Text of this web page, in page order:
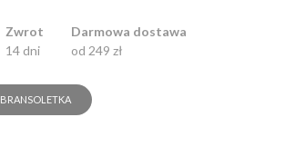
Zwrot
14 dni
Darmowa dostawa
od 249 zł
BRANSOLETKA